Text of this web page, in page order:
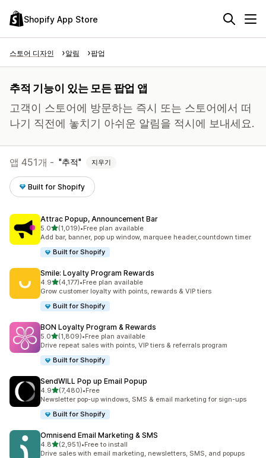
Shopify App Store
스토어 디자인 알림 팝업
추적 기능이 있는 모든 팝업 앱
고객이 스토어에 방문하는 즉시 또는 스토어에서 떠
나기 직전에 놓치기 아쉬운 알림을 적시에 보내세요.
앱 451개 - 추적 지우기
Built for Shopify
Attrac Popup, Announcement Bar
5.0별 5개 중
(1,019)
총 리뷰 1019개
•Free plan available
Add bar, banner, pop up window, marquee header,countdown timer
Built for Shopify
Smile: Loyalty Program Rewards
4.9별 5개 중
(4,177)
총 리뷰 4177개
•Free plan available
Grow customer loyalty with points, rewards & VIP tiers
Built for Shopify
BON Loyalty Program & Rewards
5.0별 5개 중
(1,809)
총 리뷰 1809개
•Free plan available
Drive repeat sales with points, VIP tiers & referrals program
Built for Shopify
SendWILL Pop up Email Popup
4.9별 5개 중
(7,480)
총 리뷰 7480개
•Free
Newsletter pop-up windows, SMS & email marketing for sign-ups
Built for Shopify
Omnisend Email Marketing & SMS
4.8별 5개 중
(2,951)
총 리뷰 2951개
•Free to install
Drive sales with email marketing, newsletters, SMS, and popups